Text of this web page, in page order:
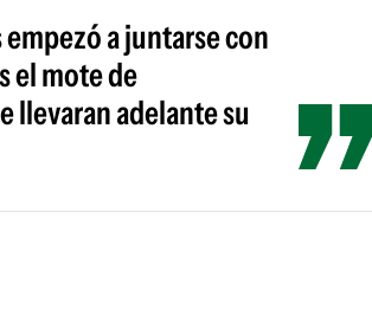
a juntarse con
el mote de
llevaran adelante su